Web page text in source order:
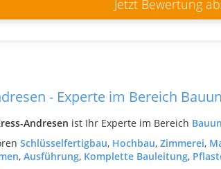
Jetzt Bewertung
- Experte im Bereich
Andresen ist Ihr Experte im Bereich
Schlüsselfertigbau, Hochbau, Zimmerei,
, Ausführung, Komplette Bauleitung,